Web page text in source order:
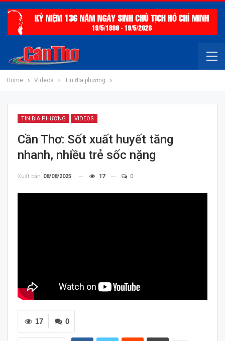
Home Videos Tin địa phương
TIN ĐỊA PHƯƠNG VIDEOS
Cần Thơ: Sốt xuất huyết tăng
nhanh, nhiều trẻ sốc nặng
Xuất bản 08/08/2025 17 0
0
17